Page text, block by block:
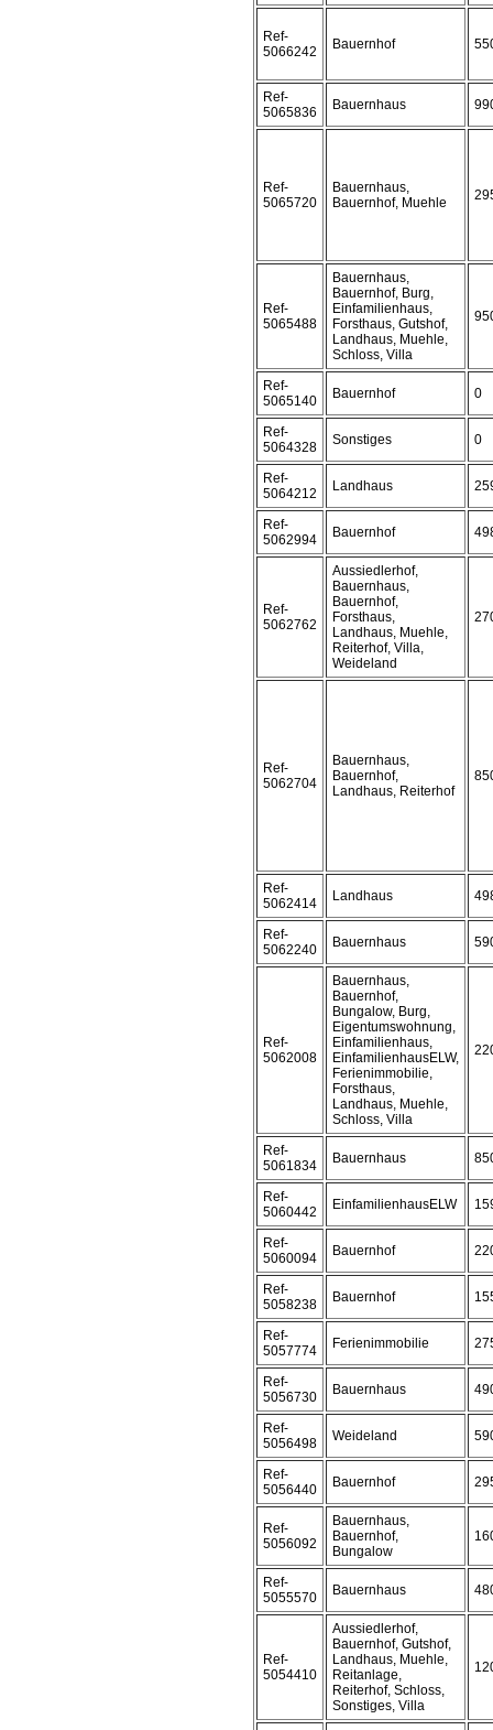
Ref-
5066242
Bauernhof
Ref-
5065836
Bauernhaus
Ref-
5065720
Bauernhaus,
Bauernhof, Muehle
Ref-
5065488
Bauernhaus,
Bauernhof, Burg,
Einfamilienhaus,
Forsthaus, Gutshof,
Landhaus, Muehle,
Schloss, Villa
Ref-
5065140
Bauernhof 0
Ref-
5064328
Sonstiges 0
Ref-
5064212
Landhaus
Ref-
5062994
Bauernhof
Ref-
5062762
Aussiedlerhof,
Bauernhaus,
Bauernhof,
Forsthaus,
Landhaus, Muehle,
Reiterhof, Villa,
Weideland
Ref-
5062704
Bauernhaus,
Bauernhof,
Landhaus, Reiterhof
Ref-
5062414
Landhaus
Ref-
5062240
Bauernhaus
Ref-
5062008
Bauernhaus,
Bauernhof,
Bungalow, Burg,
Eigentumswohnung,
Einfamilienhaus,
EinfamilienhausELW,
Ferienimmobilie,
Forsthaus,
Landhaus, Muehle,
Schloss, Villa
Ref-
5061834
Bauernhaus
Ref-
5060442
EinfamilienhausELW
Ref-
5060094
Bauernhof
Ref-
5058238
Bauernhof
Ref-
5057774
Ferienimmobilie
Ref-
5056730
Bauernhaus
Ref-
5056498
Weideland
Ref-
5056440
Bauernhof
Ref-
5056092
Bauernhaus,
Bauernhof,
Bungalow
Ref-
5055570
Bauernhaus
Ref-
5054410
Aussiedlerhof,
Bauernhof, Gutshof,
Landhaus, Muehle,
Reitanlage,
Reiterhof, Schloss,
Sonstiges, Villa